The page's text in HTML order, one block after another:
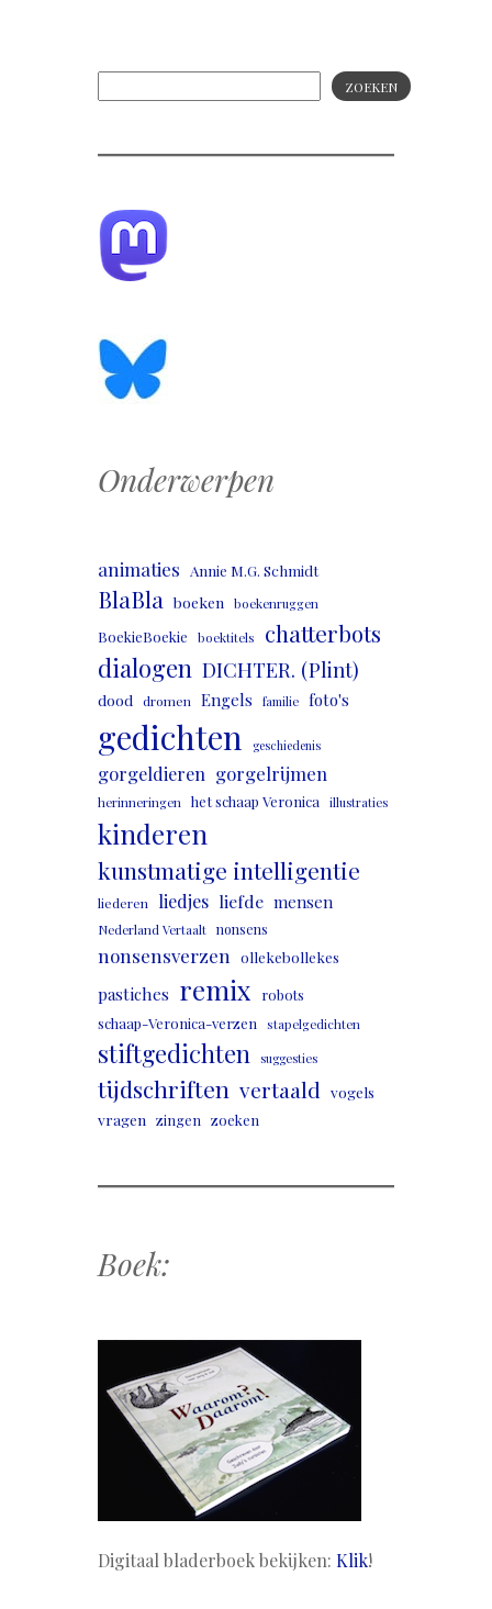
ZOEKEN
Onderwerpen
animaties Annie M.G. Schmidt
BlaBla boeken boekenruggen
BoekieBoekie boektitels chatterbots
dialogen DICHTER. (Plint)
dood dromen Engels familie foto's
gedichten geschiedenis
gorgeldieren gorgelrijmen
herinneringen het schaap Veronica illustraties
kinderen
kunstmatige intelligentie
liederen liedjes liefde mensen
Nederland Vertaalt nonsens
nonsensverzen ollekebollekes
pastiches remix
robots
schaap-Veronica-verzen stapelgedichten
stiftgedichten suggesties
tijdschriften vertaald vogels
vragen zingen zoeken
Boek:
Digitaal bladerboek bekijken: Klik!